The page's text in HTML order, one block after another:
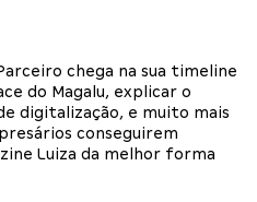
chega na sua timeline
do Magalu, explicar o
digitalização, e muito mais
conseguirem
Luiza da melhor forma